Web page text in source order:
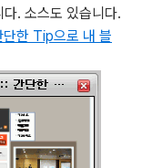
. 소스도 있습니다.
단한 Tip으로 내 블